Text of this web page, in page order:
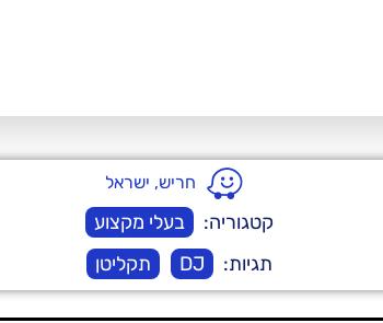
חריש, ישראל
קטגוריה:
בעלי מקצוע
תגיות:
DJ תקליטן